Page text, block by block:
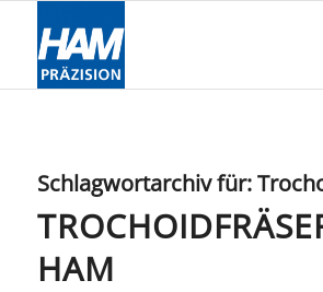
Schlagwortarchiv für:
HAM